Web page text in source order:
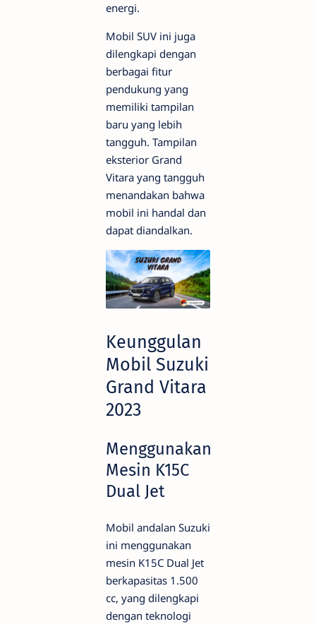
energi.
Mobil SUV ini juga
dilengkapi dengan
berbagai fitur
pendukung yang
memiliki tampilan
baru yang lebih
tangguh. Tampilan
eksterior Grand
Vitara yang tangguh
menandakan bahwa
mobil ini handal dan
dapat diandalkan.
Keunggulan
Mobil Suzuki
Grand Vitara
2023
Menggunakan
Mesin K15C
Dual Jet
Mobil andalan Suzuki
ini menggunakan
mesin K15C Dual Jet
berkapasitas 1.500
cc, yang dilengkapi
dengan teknologi